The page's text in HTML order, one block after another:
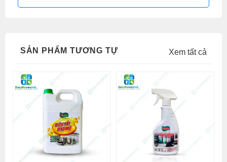
SẢN PHẨM TƯƠNG TỰ Xem tất cả